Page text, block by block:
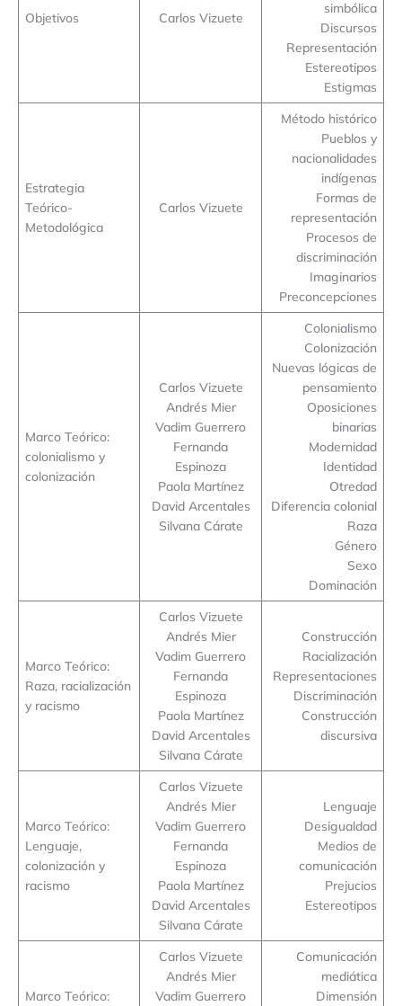
Objetivos Carlos Vizuete
simbólica
Discursos
Representación
Estereotipos
Estigmas
Estrategia
Teórico-
Metodológica
Carlos Vizuete
Método histórico
Pueblos y
nacionalidades
indígenas
Formas de
representación
Procesos de
discriminación
Imaginarios
Preconcepciones
Marco Teórico:
colonialismo y
colonización
Carlos Vizuete
Andrés Mier
Vadim Guerrero
Fernanda
Espinoza
Paola Martínez
David Arcentales
Silvana Cárate
Colonialismo
Colonización
Nuevas lógicas de
pensamiento
Oposiciones
binarias
Modernidad
Identidad
Otredad
Diferencia colonial
Raza
Género
Sexo
Dominación
Marco Teórico:
Raza, racialización
y racismo
Carlos Vizuete
Andrés Mier
Vadim Guerrero
Fernanda
Espinoza
Paola Martínez
David Arcentales
Silvana Cárate
Construcción
Racialización
Representaciones
Discriminación
Construcción
discursiva
Marco Teórico:
Lenguaje,
colonización y
racismo
Carlos Vizuete
Andrés Mier
Vadim Guerrero
Fernanda
Espinoza
Paola Martínez
David Arcentales
Silvana Cárate
Lenguaje
Desigualdad
Medios de
comunicación
Prejucios
Estereotipos
Marco Teórico:
Carlos Vizuete
Andrés Mier
Vadim Guerrero
Comunicación
mediática
Dimensión